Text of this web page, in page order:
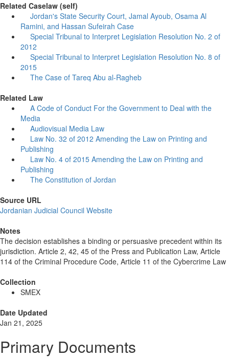
Related Caselaw (self)
Jordan's State Security Court, Jamal Ayoub, Osama Al
Ramini, and Hassan Sufeirah Case
Special Tribunal to Interpret Legislation Resolution No. 2 of
2012
Special Tribunal to Interpret Legislation Resolution No. 8 of
2015
The Case of Tareq Abu al-Ragheb
Related Law
A Code of Conduct For the Government to Deal with the
Media
Audiovisual Media Law
Law No. 32 of 2012 Amending the Law on Printing and
Publishing
Law No. 4 of 2015 Amending the Law on Printing and
Publishing
The Constitution of Jordan
Source URL
Jordanian Judicial Council Website
Notes
The decision establishes a binding or persuasive precedent within its
jurisdiction. Article 2, 42, 45 of the Press and Publication Law, Article
114 of the Criminal Procedure Code, Article 11 of the Cybercrime Law
Collection
SMEX
Date Updated
Jan 21, 2025
Primary Documents